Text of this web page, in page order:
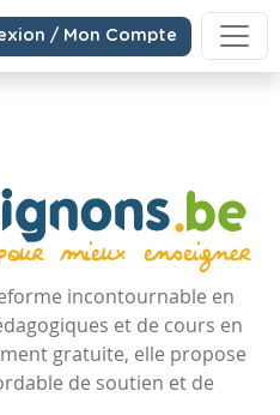
/ Mon Compte
incontournable en
et de cours en
gratuite, elle propose
de soutien et de